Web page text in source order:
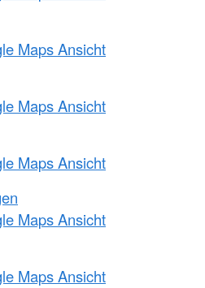
Maps Ansicht
Maps Ansicht
Maps Ansicht
Maps Ansicht
Maps Ansicht